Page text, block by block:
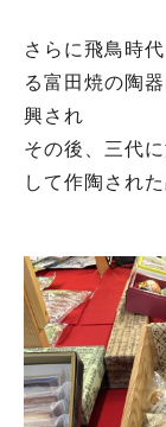
さらに飛鳥時
る富田焼の陶
興され
その後、三代
して作陶され